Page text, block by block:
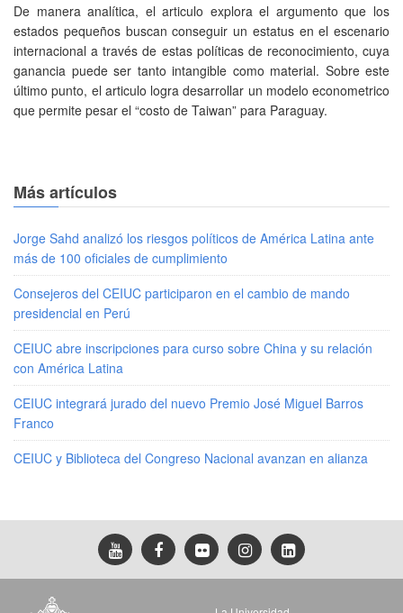
De manera analítica, el articulo explora el argumento que los
estados pequeños buscan conseguir un estatus en el escenario
internacional a través de estas políticas de reconocimiento, cuya
ganancia puede ser tanto intangible como material. Sobre este
último punto, el articulo logra desarrollar un modelo econometrico
que permite pesar el “costo de Taiwan” para Paraguay.
Más artículos
Jorge Sahd analizó los riesgos políticos de América Latina ante
más de 100 oficiales de cumplimiento
Consejeros del CEIUC participaron en el cambio de mando
presidencial en Perú
CEIUC abre inscripciones para curso sobre China y su relación
con América Latina
CEIUC integrará jurado del nuevo Premio José Miguel Barros
Franco
CEIUC y Biblioteca del Congreso Nacional avanzan en alianza